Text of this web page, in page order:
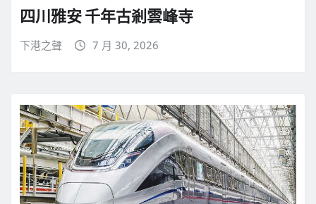
四川雅安 千年古剎雲峰寺
下港之聲 7 月 30, 2026